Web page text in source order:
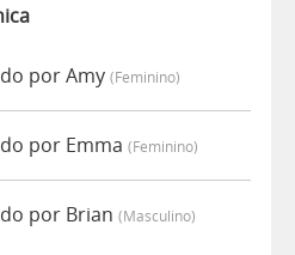
por Amy (feminino)
por Emma (feminino)
por Brian (masculino)